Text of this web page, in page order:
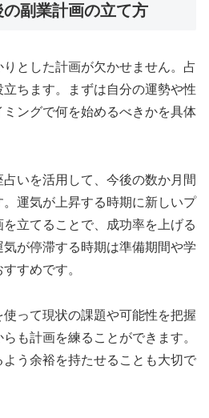
副業計画の立て方
とした計画が欠かせません。占
ちます。まずは自分の運勢や性
ングで何を始めるべきかを具体
いを活用して、今後の数か月間
運気が上昇する時期に新しいプ
立てることで、成功率を上げる
が停滞する時期は準備期間や学
すめです。
って現状の課題や可能性を把握
も計画を練ることができます。
う余裕を持たせることも大切で